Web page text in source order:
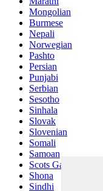
Mongolian
Burmese
Nepali
Norwegian
Pashto
Persian
Punjabi
Serbian
Sesotho
Sinhala
Slovak
Slovenian
Somali
Samoan
Scots Gaelic
Shona
Sindhi